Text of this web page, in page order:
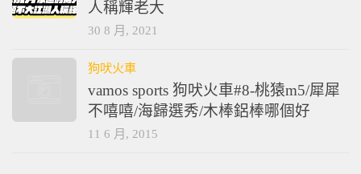
人稱輝老大
30 8 月, 2021
狗吠火車
vamos sports 狗吠火車#8-桃猿m5/犀犀
不嘻嘻/海歸選秀/木棒鋁棒哪個好
11 6 月, 2015